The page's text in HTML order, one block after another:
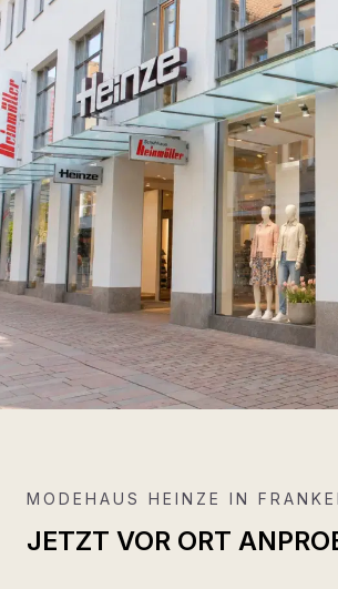
MODEHAUS HEINZE IN
JETZT VOR ORT